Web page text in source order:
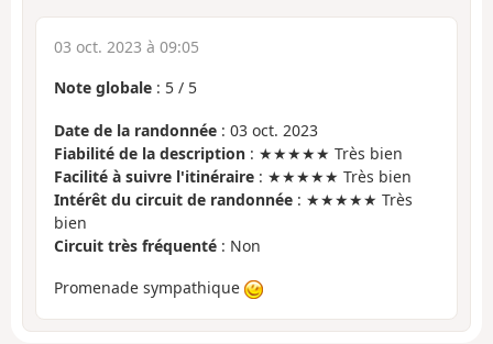
03 oct. 2023 à 09:05
Note globale : 5 / 5
Date de la randonnée : 03 oct. 2023
Fiabilité de la description : ★★★★★ Très bien
Facilité à suivre l'itinéraire : ★★★★★ Très bien
Intérêt du circuit de randonnée : ★★★★★ Très
bien
Circuit très fréquenté : Non
Promenade sympathique